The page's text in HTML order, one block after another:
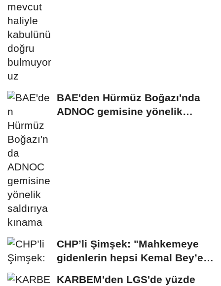
BAE'den Hürmüz Boğazı'nda
ADNOC gemisine yönelik
CHP’li Şimşek: "Mahkemeye
gidenlerin hepsi Kemal Bey’e
KARBEM'den LGS'de yüzde